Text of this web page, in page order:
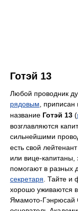
Готэй 13
Любой проводник
рядовым ,
название Готэй 13 (
возглавляются
сильнейшими
есть свой
или вице-капитаны,
помогают в разных
секретаря . Тайте и
хорошо уживаются
Ямамото-Гэнрюсай